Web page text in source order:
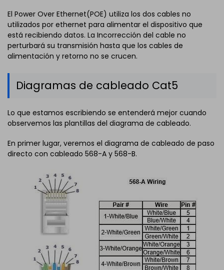
El Power Over Ethernet(POE) utiliza los dos cables no
utilizados por ethernet para alimentar el dispositivo que
está recibiendo datos. La Incorrección del cable no
perturbará su transmisión hasta que los cables de
alimentación y retorno no se crucen.
Diagramas de cableado Cat5
Lo que estamos escribiendo se entenderá mejor cuando
observemos las plantillas del diagrama de cableado.
En primer lugar, veremos el diagrama de cableado de paso
directo con cableado 568-A y 568-B.